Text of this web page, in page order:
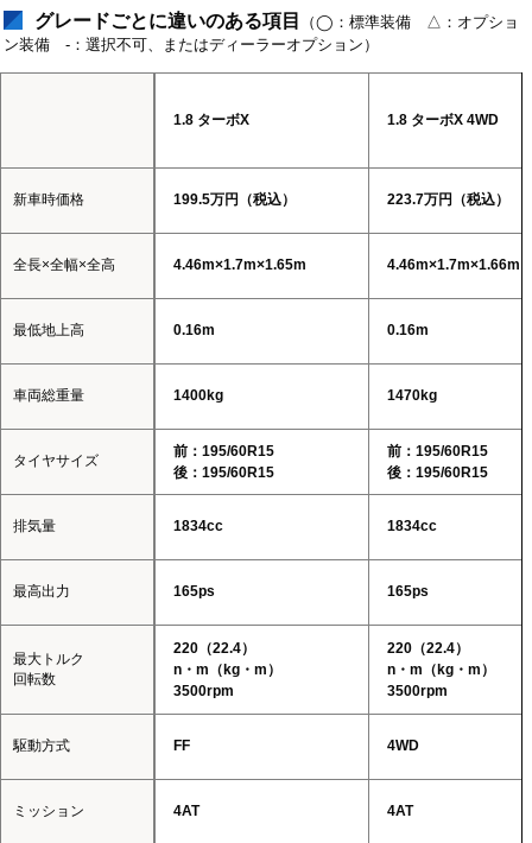
グレードごとに違いのある項目
（◯：標準装備 △：オプショ
ン装備 -：選択不可、またはディーラーオプション）
新車時価格
全長×全幅×全高
最低地上高
車両総重量
タイヤサイズ
排気量
最高出力
最大トルク
回転数
駆動方式
ミッション
1.8 ターボX 1.8 ターボX 4WD
199.5万円（税込） 223.7万円（税込）
4.46m×1.7m×1.65m 4.46m×1.7m×1.66m
0.16m 0.16m
1400kg 1470kg
前：195/60R15
後：195/60R15
前：195/60R15
後：195/60R15
1834cc 1834cc
165ps 165ps
220（22.4）
n・m（kg・m）
3500rpm
220（22.4）
n・m（kg・m）
3500rpm
FF 4WD
4AT 4AT